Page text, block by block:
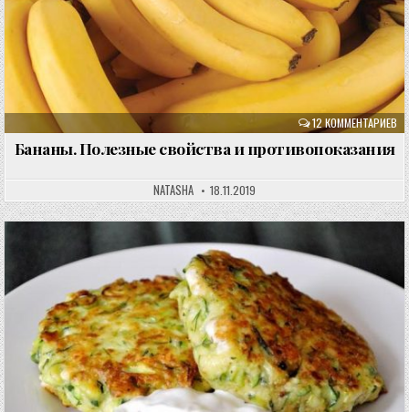
12 КОММЕНТАРИЕВ
Бананы. Полезные свойства и противопоказания
NATASHA 18.11.2019